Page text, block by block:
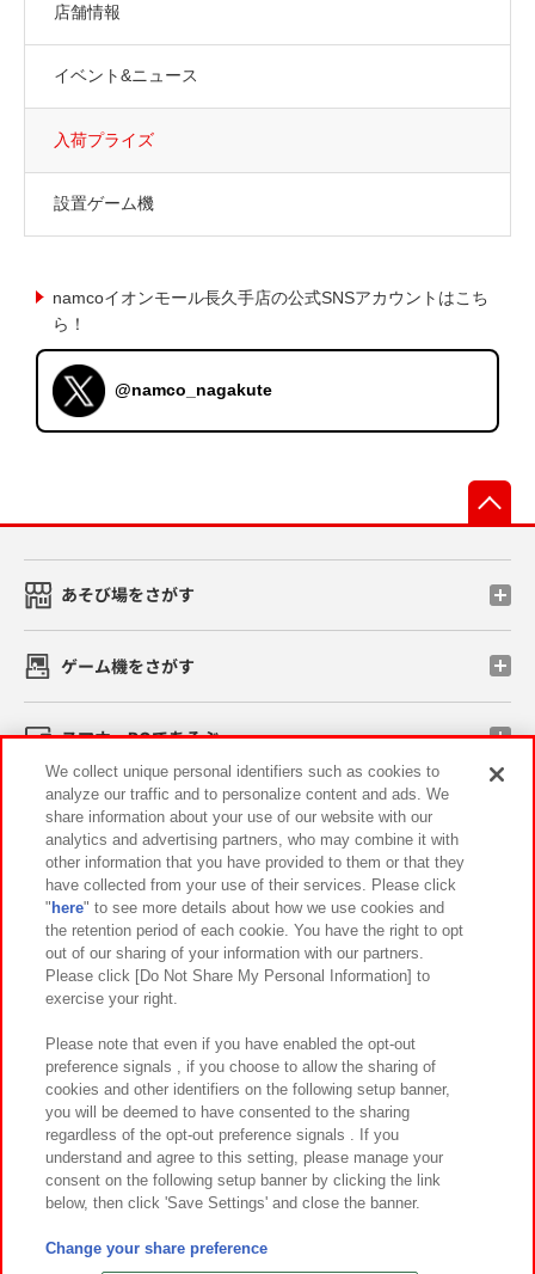
店舗情報
イベント&ニュース
入荷プライズ
設置ゲーム機
namcoイオンモール長久手店の公式SNSアカウントはこち
ら！
@namco_nagakute
あそび場をさがす
ゲーム機をさがす
スマホ・PCであそぶ
イベント・キャンペーン
関連会社 サステナビリティ サイトポリシー
プライバシーポリシー ウェブアクセシビリティ方針と検証結果
お取引先さまとともに
カスタマーハラスメント対応方針 よくあるご質問・お問い合わせ
©Bandai Namco Amusement Inc.
©Bandai Namco Amusement Lab Inc.
We collect unique personal identifiers such as cookies to
analyze our traffic and to personalize content and ads. We
share information about your use of our website with our
analytics and advertising partners, who may combine it with
other information that you have provided to them or that they
have collected from your use of their services. Please click
" here" to see more details about how we use cookies and
the retention period of each cookie. You have the right to opt
out of our sharing of your information with our partners.
Please click [Do Not Share My Personal Information] to
exercise your right.
Please note that even if you have enabled the opt-out
preference signals , if you choose to allow the sharing of
cookies and other identifiers on the following setup banner,
you will be deemed to have consented to the sharing
regardless of the opt-out preference signals . If you
understand and agree to this setting, please manage your
consent on the following setup banner by clicking the link
below, then click 'Save Settings' and close the banner.
Change your share preference